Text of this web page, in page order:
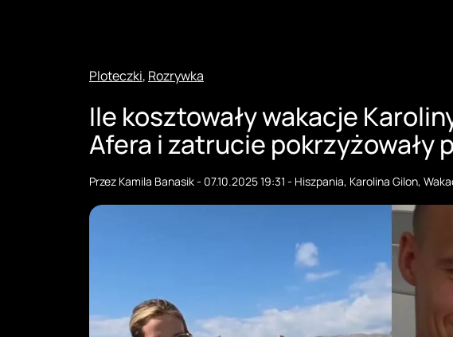
Ploteczki, Rozrywka
Ile kosztowały wakacje
Afera i zatrucie pokrzyżowały
Przez Kamila Banasik- 07.10.2025 19:31 - Hiszpania, Karolina Gilon,